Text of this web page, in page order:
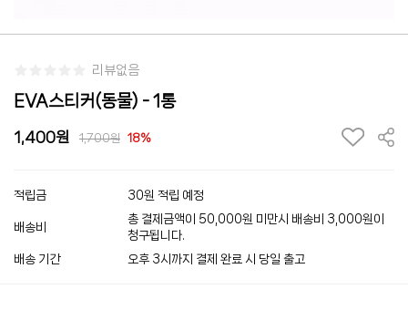
리뷰없음
EVA스티커(동물) - 1통
1,400 1,700 18%
적립금 30원 적립 예정
배송비
총 결제금액이 50,000원 미만시 배송비 3,000원이
청구됩니다.
배송 기간
오후 3시까지 결제 완료 시 당일 출고